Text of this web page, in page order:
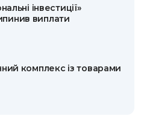
інвестиції»
виплати
комплекс із товарами